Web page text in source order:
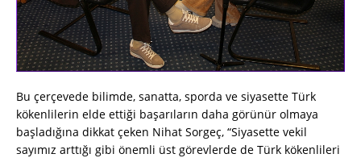
Bu çerçevede bilimde, sanatta, sporda ve siyasette Türk
kökenlilerin elde ettiği başarıların daha görünür olmaya
başladığına dikkat çeken Nihat Sorgeç, “Siyasette vekil
sayımız arttığı gibi önemli üst görevlerde de Türk kökenlileri